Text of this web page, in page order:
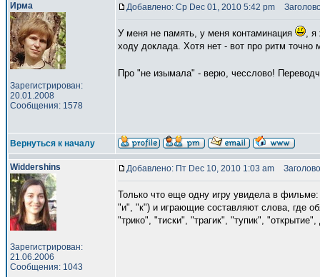
Ирма
Зарегистрирован:
20.01.2008
Сообщения: 1578
Добавлено: Ср Dec 01, 2010 5:42 pm
У меня не память, у меня контаминация
, я
ходу доклада. Хотя нет - вот про ритм
Про "не изымала" - верю, чесслово!
Вернуться к началу
Widdershins
Зарегистрирован:
21.06.2006
Сообщения: 1043
Добавлено: Пт Dec 10, 2010 1:03 am
Только что еще одну игру увидела в
"и", "к") и играющие составляют слова, где
"трико", "тиски", "трагик", "тупик",